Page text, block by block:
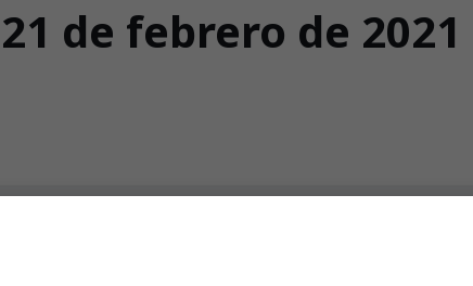
de febrero de 2021